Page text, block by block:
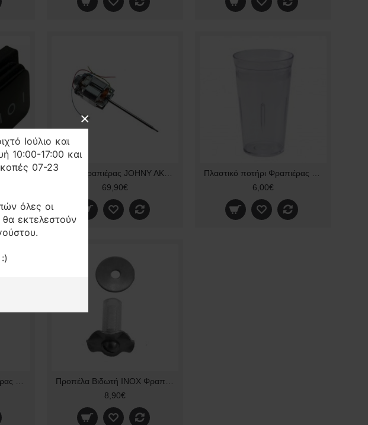
Ιούλιο και
10:00-17:00 και
07-23
όλες οι
εκτελεστούν
×
Διακόπτης φραπιέρας Johny AK2 original 3 θέσεων
69,90€
6,00€
8,90€